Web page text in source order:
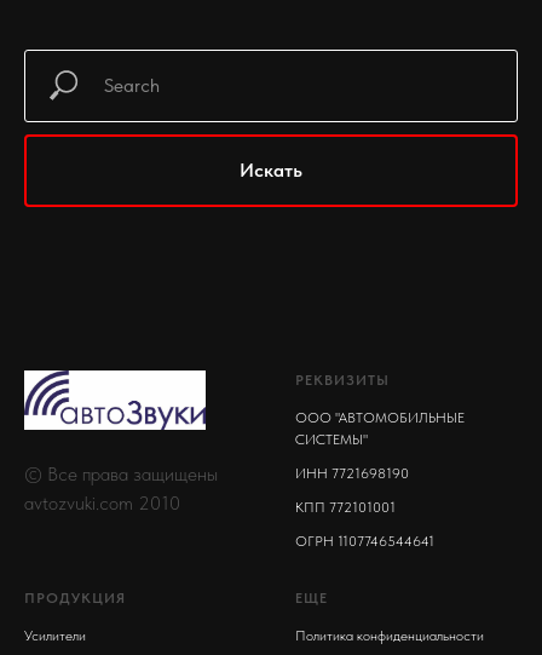
Искать
© Все права защищены
avtozvuki.com 2010
РЕКВИЗИТЫ
ООО "АВТОМОБИЛЬНЫЕ
СИСТЕМЫ"
ИНН 7721698190
КПП 772101001
ОГРН 1107746544641
ПРОДУКЦИЯ
Усилители
ЕЩЕ
Политика конфиденциальности